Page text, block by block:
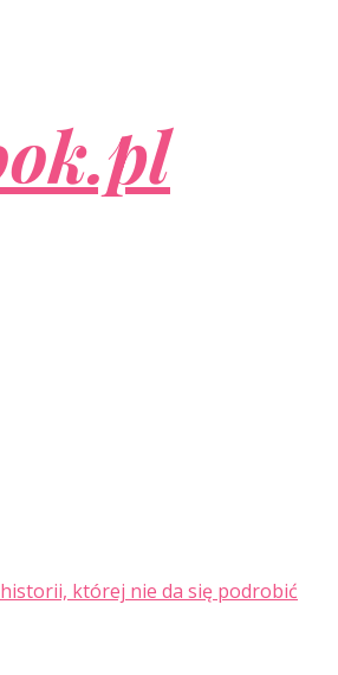
której nie da się podrobić